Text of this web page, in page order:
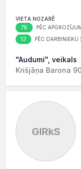
VIETA NOZARĒ
78 PĒC
13 PĒC DARBINIEKU
"Audumi", veikals
Krišjāņa Barona
GIRkS